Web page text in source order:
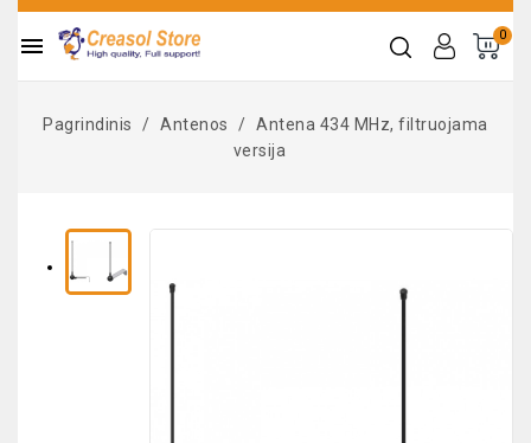
0

Pagrindinis Antenos
Antena 434 MHz, filtruojama
versija